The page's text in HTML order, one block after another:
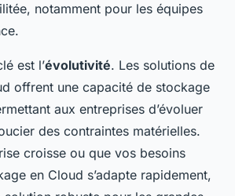
notamment pour les équipes
est l’évolutivité. Les solutions de
offrent une capacité de stockage
aux entreprises d’évoluer
des contraintes matérielles.
croisse ou que vos besoins
en Cloud s’adapte rapidement,